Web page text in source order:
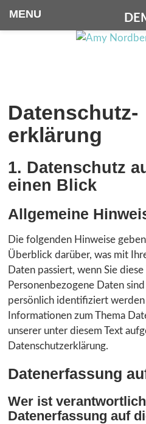
Datenschutz­
erklärung
1. Datenschutz
einen Blick
Allgemeine
Die folgenden Hinweise
Überblick darüber, was mit
Daten passiert, wenn Sie
Personenbezogene Daten
persönlich identifiziert
Informationen zum Thema
unserer unter diesem Text
Datenschutzerklärung.
Datenerfassung
Wer ist
Datenerfassung auf
MENU